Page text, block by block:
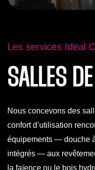
Les services Ideal
SALLES
Nous concevons des
confort d’utilisation
équipements — douche
intégrés — aux
la faïence ou le bois